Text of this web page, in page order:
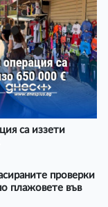
са иззети
проверки
плажовете във